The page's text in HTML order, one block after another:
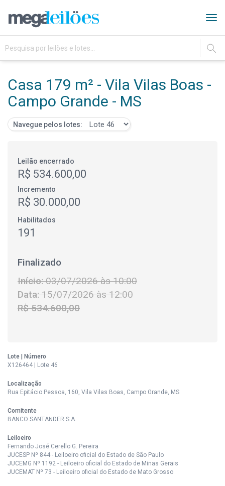
IR
Casa 179 m² - Vila Vilas Boas -
Campo Grande - MS
Navegue pelos lotes:
Leilão encerrado
R$ 534.600,00
Incremento
R$ 30.000,00
Habilitados
191
Finalizado
Início:03/07/2026 às 10:00
Data:15/07/2026 às 12:00
R$ 534.600,00
Lote | Número
X126464 | Lote 46
Localização
Rua Epitácio Pessoa, 160, Vila Vilas Boas, Campo Grande, MS
Comitente
BANCO SANTANDER S.A.
Leiloeiro
Fernando José Cerello G. Pereira
JUCESP Nº 844 - Leiloeiro oficial do Estado de São Paulo
JUCEMG Nº 1192 - Leiloeiro oficial do Estado de Minas Gerais
JUCEMAT Nº 73 - Leiloeiro oficial do Estado de Mato Grosso